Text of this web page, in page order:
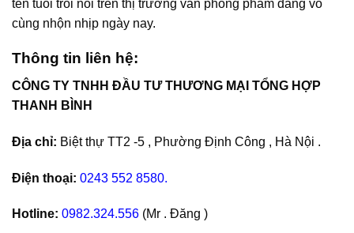
tên tuổi trôi nổi trên thị trường văn phòng phẩm đang vô
cùng nhộn nhịp ngày nay.
Thông tin liên hệ:
CÔNG TY TNHH ĐẦU TƯ THƯƠNG MẠI TỔNG HỢP
THANH BÌNH
Địa chỉ: Biệt thự TT2 -5 , Phường Định Công , Hà Nội .
Điện thoại: 0243 552 8580.
Hotline: 0982.324.556 (Mr . Đăng )